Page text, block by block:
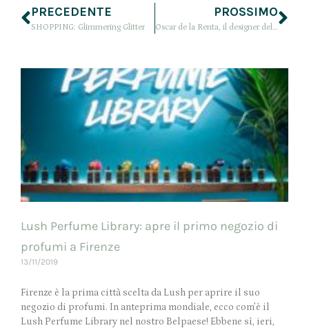
PRECEDENTE
SHOPPING: Glimmering Glitter
PROSSIMO
Oscar de la Renta, il designer delle principesse
Lush Perfume Library: apre il primo negozio di
profumi a Firenze
13/11/2019
Firenze è la prima città scelta da Lush per aprire il suo
negozio di profumi. In anteprima mondiale, ecco com’è il
Lush Perfume Library nel nostro Belpaese! Ebbene sì, ieri,